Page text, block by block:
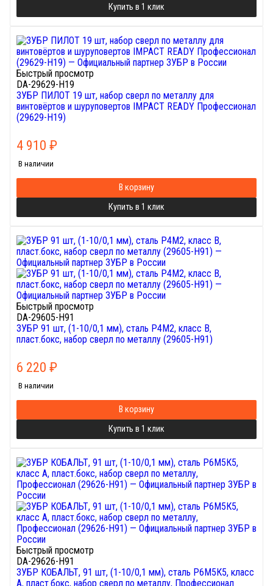
Купить в 1 клик
Быстрый просмотр
DA-29629-H19
ЗУБР ПИЛОТ 19 шт, набор сверл по металлу для
винтовёртов и шуруповертов IMPACT READY Профессионал
(29629-H19)
4 910 ₽
В наличии
В корзину
Купить в 1 клик
Быстрый просмотр
DA-29605-H91
ЗУБР 91 шт, (1-10/0,1 мм), сталь Р4М2, класс В,
пласт.бокс, набор сверл по металлу (29605-H91)
6 220 ₽
В наличии
В корзину
Купить в 1 клик
Быстрый просмотр
DA-29626-H91
ЗУБР КОБАЛЬТ, 91 шт, (1-10/0,1 мм), сталь Р6М5К5, класс
А, пласт.бокс, набор сверл по металлу, Профессионал